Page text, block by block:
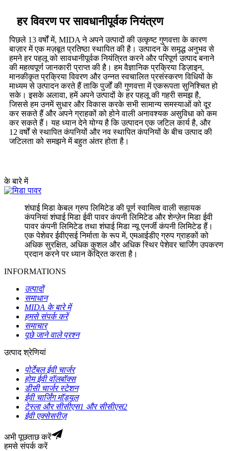
हर विवरण पर सावधानीपूर्वक नियंत्रण
पिछले 13 वर्षों में, MIDA ने अपने उत्पादों की उत्कृष्ट गुणवत्ता के कारण
बाज़ार में एक मज़बूत प्रतिष्ठा स्थापित की है। उत्पादन के समृद्ध अनुभव से
हमने हर पहलू को सावधानीपूर्वक नियंत्रित करने और परिपूर्ण उत्पाद बनाने
की महत्वपूर्ण जानकारी प्राप्त की है। हम वैज्ञानिक प्रक्रिया डिज़ाइन,
मानकीकृत प्रक्रिया विवरण और उन्नत स्वचालित प्रसंस्करण विधियों के
माध्यम से उत्पादन करते हैं ताकि पुर्जों की गुणवत्ता में एकरूपता सुनिश्चित हो
सके। इसके अलावा, हमें अपने उत्पादों के हर पहलू की गहरी समझ है,
जिससे हम उनमें सुधार और विकास करके सभी सामान्य समस्याओं को दूर
कर सकते हैं और अपने ग्राहकों को होने वाली अनावश्यक असुविधा को कम
कर सकते हैं। यह ध्यान देने योग्य है कि उत्पादन एक जटिल कार्य है, और
12 वर्षों से स्थापित कंपनियों और नव स्थापित कंपनियों के बीच उत्पाद की
जटिलता को समझने में बहुत अंतर होता है।
के बारे में
शंघाई मिडा केबल ग्रुप लिमिटेड की पूर्ण स्वामित्व वाली सहायक
कंपनियां शंघाई मिडा ईवी पावर कंपनी लिमिटेड और शेन्ज़ेन मिडा ईवी
पावर कंपनी लिमिटेड तथा शंघाई मिडा न्यू एनर्जी कंपनी लिमिटेड हैं।
एक पेशेवर ईवीएसई निर्माता के रूप में, एमआईडीए ग्रुप ग्राहकों को
अधिक सुरक्षित, अधिक कुशल और अधिक स्थिर पेशेवर चार्जिंग उपकरण
प्रदान करने पर ध्यान केंद्रित करता है।
INFORMATIONS
उत्पादों
समाधान
MIDA के बारे में
हमसे संपर्क करें
समाचार
पूछे जाने वाले प्रश्न
उत्पाद श्रेणियां
पोर्टेबल ईवी चार्जर
होम ईवी वॉलबॉक्स
डीसी चार्जर स्टेशन
ईवी चार्जिंग मॉड्यूल
टेस्ला और सीसीएस1 और सीसीएस2
ईवी एक्सेसरीज़
अभी पूछताछ करें
हमसे संपर्क करें